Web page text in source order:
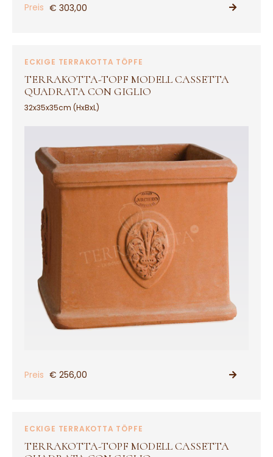
Preis € 303,00
PRODUKT ANSEHEN
ECKIGE TERRAKOTTA TÖPFE
TERRAKOTTA-TOPF MODELL CASSETTA
QUADRATA CON GIGLIO
32x35x35cm (HxBxL)
Preis € 256,00
PRODUKT ANSEHEN
ECKIGE TERRAKOTTA TÖPFE
TERRAKOTTA-TOPF MODELL CASSETTA